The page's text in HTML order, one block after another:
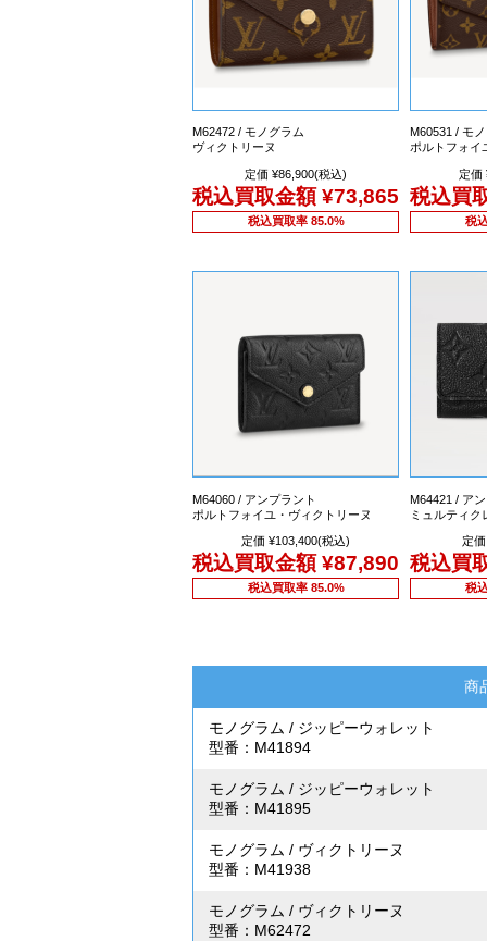
M62472 / モノグラム
ヴィクトリーヌ
定価 ¥86,900(税込)
税込買取金額¥73,865
税込買取率 85.0%
M60531 / モ
ポルトフォイ
定価
税込買
税
M64060 / アンプラント
ポルトフォイユ・ヴィクトリーヌ
定価 ¥103,400(税込)
税込買取金額¥87,890
税込買取率 85.0%
M64421 / ア
ミュルティク
定
税込買
税
商
モノグラム / ジッピーウォレット
型番：M41894
モノグラム / ジッピーウォレット
型番：M41895
モノグラム / ヴィクトリーヌ
型番：M41938
モノグラム / ヴィクトリーヌ
型番：M62472